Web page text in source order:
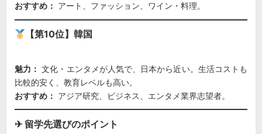
おすすめ： アート、ファッション、ワイン・料理。
【第10位】韓国
魅力： 文化・エンタメが人気で、日本から近い。生活コストも
比較的安く、教育レベルも高い。
おすすめ： アジア研究、ビジネス、エンタメ業界志望者。
✈ 留学先選びのポイント